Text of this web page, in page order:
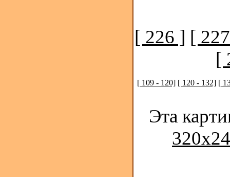
[ 226 ] [
[
[ 109 - 120] [ 120 - 132] [
Эта